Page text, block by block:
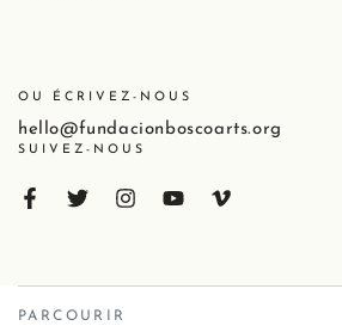
OU ÉCRIVEZ-NOUS
hello@fundacionboscoarts.org
SUIVEZ-NOUS
PARCOURIR